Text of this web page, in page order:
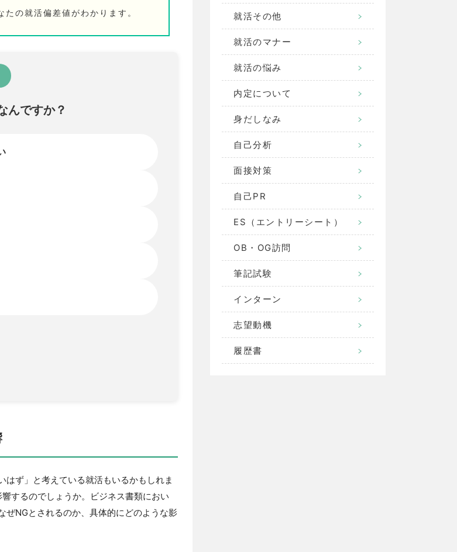
の就活偏差値がわかります。
はず」と考えている就活もいるかもしれま
するのでしょうか。ビジネス書類におい
ぜNGとされるのか、具体的にどのような影
就活その他
就活のマナー
就活の悩み
内定について
身だしなみ
自己分析
面接対策
自己PR
ES（エントリーシート）
OB・OG訪問
筆記試験
インターン
志望動機
履歴書